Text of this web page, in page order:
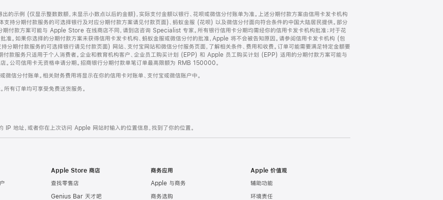
的示例 (仅显示整数数额，未显示小数点以后的金额)，实际支付金额以银行、花呗或微信分付账单为准。上述分期付款方案由信用卡发卡机构
支持分期付款服务的可选择银行及对应分期付款方案请见付款页面)、蚂蚁金服 (花呗) 以及微信分付面向符合条件的中国大陆居民提供。部分
付款方案可能与 Apple Store 在线商店不同，请到店咨询 Specialist 专家。所有银行信用卡分期均需经你的信用卡发卡机构批准；对于花
准。如果你选择的分期付款方案未获得信用卡发卡机构、蚂蚁金服或微信分付的批准，Apple 将不会被告知原因。请参阅信用卡发卡机构 (包
分期付款服务的可选择银行请见付款页面) 网站、支付宝网站和微信分付服务页面，了解相关条件、费用和收费。订单可能需要满足特定金额要
付款服务只适用于个人消费者。企业和教育机构客户、企业员工购买计划 (EPP) 和 Apple 员工购买计划 (EPP) 适用的分期付款方案可能与
。公司信用卡无资格申请分期。招商银行分期付款单笔订单最高限额为 RMB 150000。
微信分付账单。相关财务费用将显示在你的信用卡对账单、支付宝或微信账户中。
所有订单均可享受免费送货服务。
IP 地址，或者你在上次访问 Apple 网站时输入的位置信息，找到了你的位置。
Apple Store 商店
查找零售店
Genius Bar 天才吧
商务应用
Apple 与商务
商务选购
Apple 价值观
辅助功能
环境责任